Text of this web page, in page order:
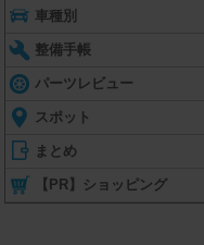
車種別
整備手帳
パーツレビュー
スポット
まとめ
【PR】ショッピング